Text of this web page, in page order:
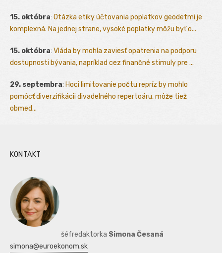
15. októbra: Otázka etiky účtovania poplatkov geodetmi je
komplexná. Na jednej strane, vysoké poplatky môžu byť o...
15. októbra: Vláda by mohla zaviesť opatrenia na podporu
dostupnosti bývania, napríklad cez finančné stimuly pre ...
29. septembra: Hoci limitovanie počtu repríz by mohlo
pomôcť diverzifikácii divadelného repertoáru, môže tiež
obmed...
KONTAKT
šéfredaktorka Simona Česaná
simona@euroekonom.sk